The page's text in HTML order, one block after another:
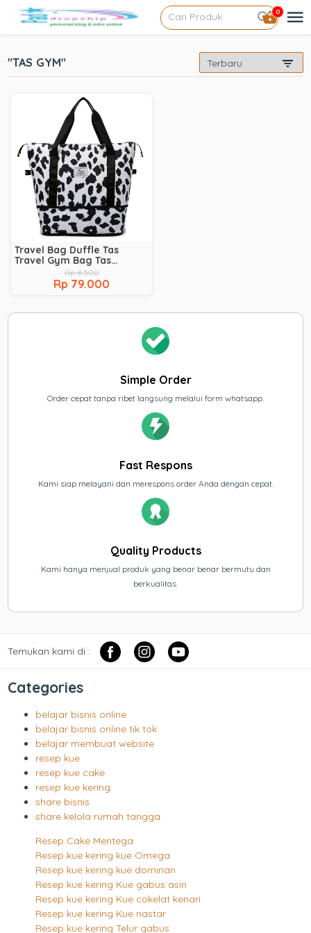
0
"TAS GYM"
Travel Bag Duffle Tas
Travel Gym Bag Tas
Fitness Waterproof NEW
Rp 8.500
Rp 79.000
Simple Order
Order cepat tanpa ribet langsung melalui form whatsapp.
Fast Respons
Kami siap melayani dan merespons order Anda dengan cepat.
Quality Products
Kami hanya menjual produk yang benar benar bermutu dan
berkualitas.
Temukan kami di :
Categories
belajar bisnis online
belajar bisnis online tik tok
belajar membuat website
resep kue
resep kue cake
resep kue kering
share bisnis
share kelola rumah tangga
Resep Cake Mentega
Resep kue kering kue Omega
Resep kue kering kue dominan
Resep kue kering Kue gabus asin
Resep kue kering Kue cokelat kenari
Resep kue kering Kue nastar
Resep kue kering Telur gabus